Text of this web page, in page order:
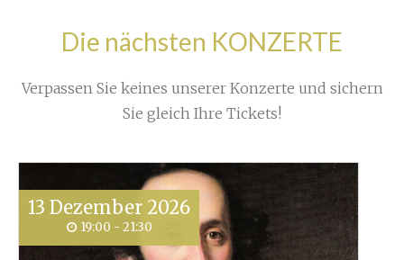
Die nächsten KONZERTE
Verpassen Sie keines unserer Konzerte und sichern
Sie gleich Ihre Tickets!
13 Dezember 2026
19:00 - 21:30